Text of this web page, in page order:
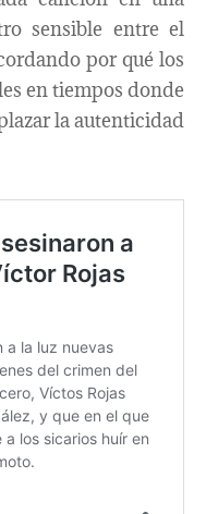
sensible entre el
por qué los
en tiempos donde
la autenticidad